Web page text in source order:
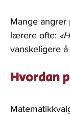
Mange angrer
lærere ofte:
vanskeligere
Hvordan